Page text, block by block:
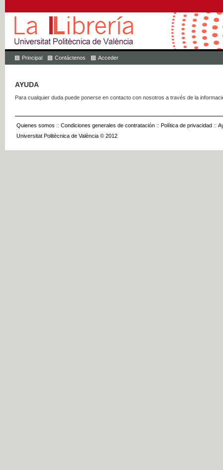
Principal Contáctenos Acceder
AYUDA
Para cualquier duda puede ponerse en contacto con nosotros a través de la
Quienes somos :: Condiciones generales de contratación :: Política de privacidad ::
Universitat Politècnica de València © 2012